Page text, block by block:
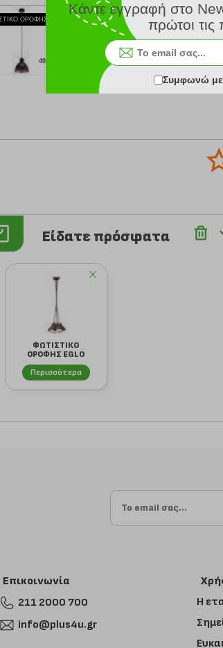
40.90 €
Είδατε πρόσφατα
ΦΩΤΙΣΤΙΚΟ
ΟΡΟΦΗΣ EGLO
49494 ΧΑΛΚΟΣ-
ΑΝΤΙΚΕ 'PR...
Περισσότερα
Επικοινωνία
211 2000 700
info@plus4u.gr
Η
Κάντε εγγραφή στο
πρώτοι
Συμφωνώ